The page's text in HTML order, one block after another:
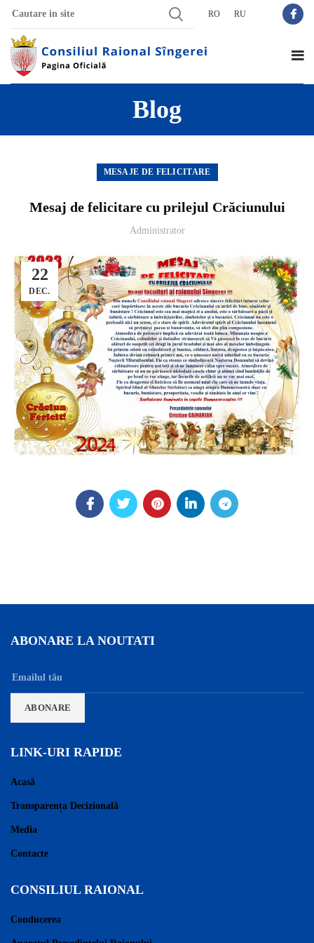
RO RU
Blog
MESAJE DE FELICITARE
Mesaj de felicitare cu prilejul Crăciunului
Administrator
22
DEC.
ABONARE LA NOUTATI
LINK-URI RAPIDE
Acasă
Transparența Decizională
Media
Contacte
CONSILIUL RAIONAL
Conducerea